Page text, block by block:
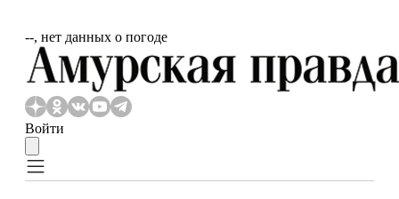
‐‐, нет данных о погоде
Войти